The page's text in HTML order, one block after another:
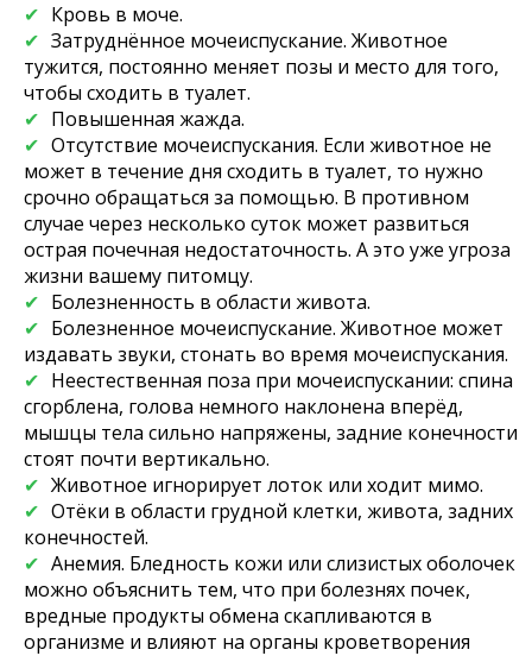
Кровь в моче.
Затруднённое мочеиспускание. Животное
тужится, постоянно меняет позы и место для того,
чтобы сходить в туалет.
Повышенная жажда.
Отсутствие мочеиспускания. Если животное не
может в течение дня сходить в туалет, то нужно
срочно обращаться за помощью. В противном
случае через несколько суток может развиться
острая почечная недостаточность. А это уже угроза
жизни вашему питомцу.
Болезненность в области живота.
Болезненное мочеиспускание. Животное может
издавать звуки, стонать во время мочеиспускания.
Неестественная поза при мочеиспускании: спина
сгорблена, голова немного наклонена вперёд,
мышцы тела сильно напряжены, задние конечности
стоят почти вертикально.
Животное игнорирует лоток или ходит мимо.
Отёки в области грудной клетки, живота, задних
конечностей.
Анемия. Бледность кожи или слизистых оболочек
можно объяснить тем, что при болезнях почек,
вредные продукты обмена скапливаются в
организме и влияют на органы кроветворения